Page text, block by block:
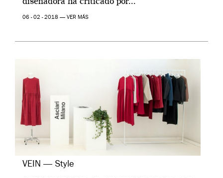
06 - 02 - 2018 — VER MÁS
VEIN — Style